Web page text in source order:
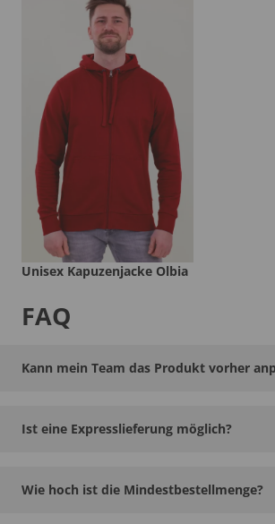
Unisex Kapuzenjacke Olbia
FAQ
Kann mein Team das Produkt vorher
Ist eine Expresslieferung möglich?
Wie hoch ist die Mindestbestellmenge?